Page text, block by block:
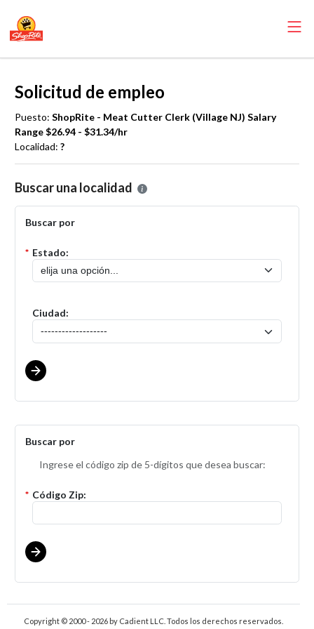
Solicitud de empleo
Puesto: ShopRite - Meat Cutter Clerk (Village NJ) Salary
Range $26.94 - $31.34/hr
Localidad: ?
Por favor, seleccione la localidad en la que desea presentar una
Buscar una localidad
Buscar por
* Estado:
Ciudad:
Buscar por
Ingrese el código zip de 5-dígitos que desea buscar:
* Código Zip:
Copyright © 2000 - 2026 by Cadient LLC. Todos los derechos reservados.